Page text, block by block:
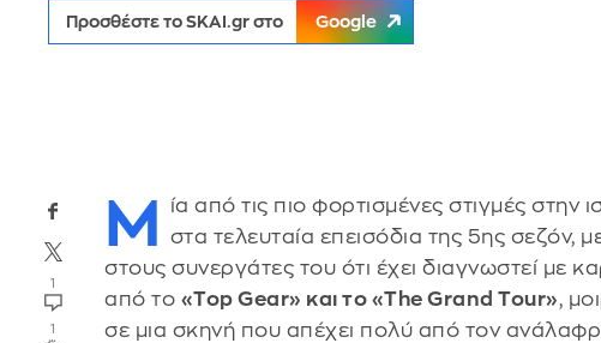
Προσθέστε το SKAI.gr στο Google
1
1
Μ ία από τις πιο φορτισμένες στιγμές στην
στα τελευταία επεισόδια της 5ης σεζόν,
στους συνεργάτες του ότι έχει διαγνωστεί με
από το «Top Gear» και το «The Grand Tour»,
σε μια σκηνή που απέχει πολύ από τον